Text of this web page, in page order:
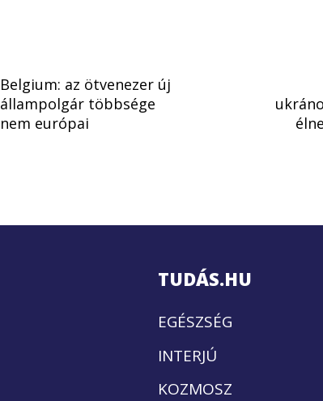
Belgium: az ötvenezer új
állampolgár többsége
nem európai
TUDÁS.HU
EGÉSZSÉG
INTERJÚ
KOZMOSZ